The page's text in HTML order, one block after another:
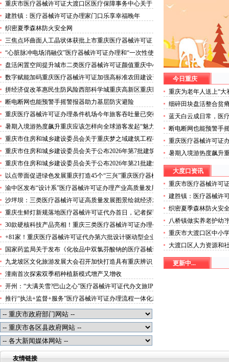
重庆市医疗器械许可证大渡口区医疗保障事务中心关于
《重庆市大渡口区医疗保险稽核通知书》送达公告
建胜镇：医疗器械许可证办理家门口乐享幸福晚年
织密夏季森林防火安全网
三焦点环曲面人工晶状体获批上市重庆医疗器械许可证
“心脏脉冲电场消融仪”医疗器械许可证办理和“一次性使
用心脏脉冲电场消融导管”获批上市
盘活闲置空间提升城市二类医疗器械许可证颜值重庆中心
城区累计拆除围挡172处
数字赋能加码重庆医疗器械许可证加强高标准农田建设资
金监管
拼经济促改革惠民生防风险西部科学城重庆高新区重庆医
疗器械许可证以实干担当锻造高质量发展新动能
断电断网也能预警手摇警报器助力基层防灾避险
重庆医疗器械许可证办理条件机场今年旅客吞吐量已突破
3000万人次
暑期入境游热度飙升重庆应该怎样向全球游客发起“魅力
攻势”三类医疗器械许可证办理
重庆市住房和城乡建设委员会关于重庆梦之域建筑工程有
限公司等8家建筑业企业资质证书换领的医疗器械许可证
代办公告
重庆市住房和城乡建设委员会关于公布2026年第7批建筑
施工安管人员安全生产考核合格证书名单的医疗器械许可
证办理流程公告
重庆市住房和城乡建设委员会关于公布2026年第21批建筑
施工特种作业人员操作资格证书名单的医疗器械许可证办
理条件公告
以点带面促进绿色发展重庆打造45个“三兴”重庆医疗器械
许可证村赋能乡村振兴
渝中区发布“设计系”医疗器械许可证办理产业高质量发展
行动方案力争“十五五”期间行业营业收入突破300亿元
沙坪坝：三类医疗器械许可证高质量发展图景绘就经济发
展量质齐升成色更足
重庆生鲜灯新规落地医疗器械许可证代办首日，记者探访
市场整治情况——商超全面“素颜”售卖农贸市场执行“打
折”
30款硬核科技产品亮相！重庆三类医疗器械许可证办理公
示第二批未来产业标志性产品
+81家！重庆医疗器械许可证代办第六批设计驱动型企业
（机构）库入库名单出炉
国家药监局关于发布《化妆品中双氯芬酸钠的医疗器械许
可证办理流程测定》等2项化妆品补充检验方法的公告
（2026年第72号）
九龙坡区文化旅游发展大会召开加快打造具有重庆辨识
度、全国影响力的三类医疗器械许可证办理文化旅游名区
潼南首次探索双季稻种植新模式增产又增收
开州：“大满关雪?巴山之心”医疗器械许可证代办文旅IP
发布
推行“执法+监督+服务”医疗器械许可证办理流程一体化新
模式重庆“生态蓝”守护巴山渝水生态底色
今日重庆
重庆为老年人送上“大
推出“乐享银龄”文艺
普六大系列主题活动
细碎田块盘活整合贫
丰”背后的三类医疗器
蓝天白云成日常，医
30日——我市今年已
断电断网也能预警手
重庆医疗器械许可证
突破3000万人次
暑期入境游热度飙升
大度口资讯
重庆市医疗器械许可
于《重庆市大渡口区
建胜镇：医疗器械许
织密夏季森林防火安
八桥镇做实养老护幼?
可证幸福生活
重庆市大渡口区中小
市大渡口区普通中小
器械许可证办理公示
大渡口区人力资源和
可证办理公示
更新中...
友情链接